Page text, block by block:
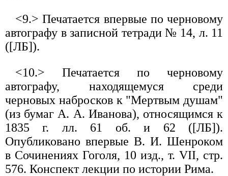
<9.> Печатается впервые по черновому
автографу в записной тетради № 14, л. 11
([ЛБ]).
<10.> Печатается по черновому
автографу, находящемуся среди
черновых набросков к "Мертвым душам"
(из бумаг А. А. Иванова), относящимся к
1835 г. лл. 61 об. и 62 ([ЛБ]).
Опубликовано впервые В. И. Шенроком
в Сочинениях Гоголя, 10 изд., т. VII, стр.
576. Конспект лекции по истории Рима.